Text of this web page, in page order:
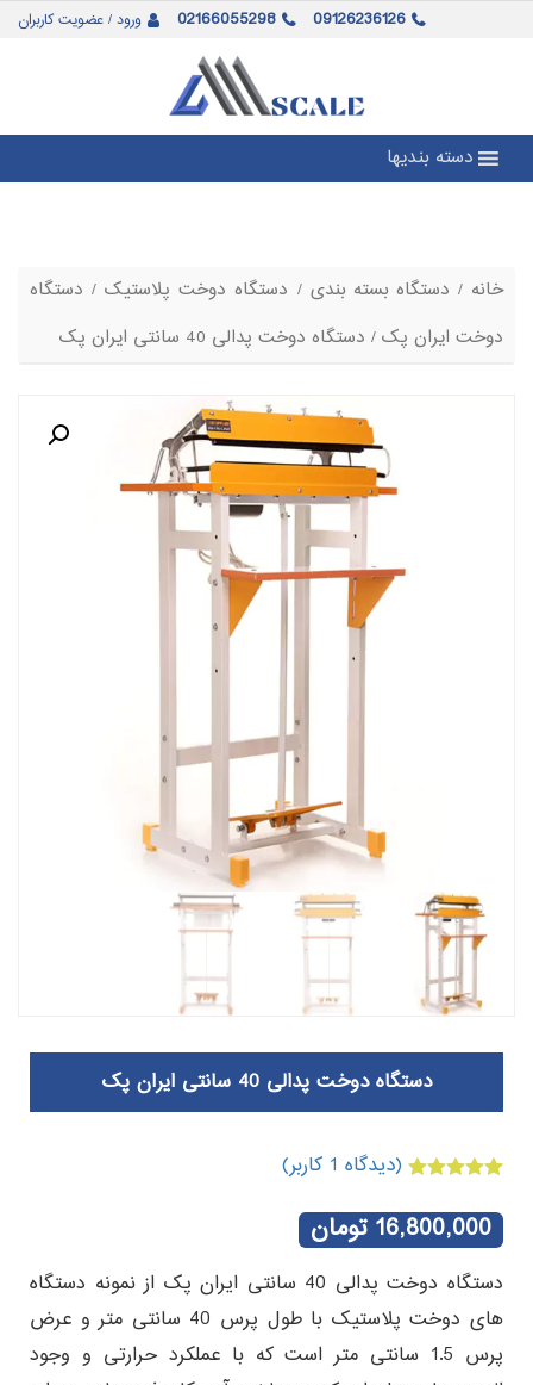
ورود / عضویت کاربران 02166055298 09126236126
دسته بندیها
خانه / دستگاه بسته بندی / دستگاه دوخت پلاستیک/ دستگاه
دوخت ایران پک/ دستگاه دوخت پدالی 40 سانتی ایران پک
دستگاه دوخت پدالی 40 سانتی ایران پک
5.00از 5 در
امتیازدهی
مشتری
(دیدگاه 1 کاربر)
16,800,000 تومان
دستگاه دوخت پدالی 40 سانتی ایران پک از نمونه دستگاه
های دوخت پلاستیک با طول پرس 40 سانتی متر و عرض
پرس 1.5 سانتی متر است که با عملکرد حرارتی و وجود